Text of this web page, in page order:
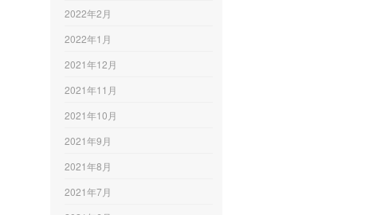
2022年2月
2022年1月
2021年12月
2021年11月
2021年10月
2021年9月
2021年8月
2021年7月